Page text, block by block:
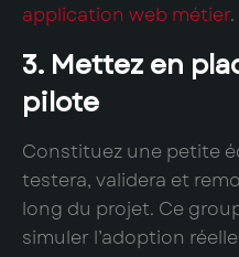
application web métier.
3. Mettez en
pilote
Constituez une petite
testera, validera et
long du projet. Ce
simuler l’adoption